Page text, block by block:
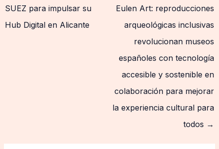
SUEZ para impulsar su
Hub Digital en Alicante
Eulen Art: reproducciones
arqueológicas inclusivas
revolucionan museos
españoles con tecnología
accesible y sostenible en
colaboración para mejorar
la experiencia cultural para
todos →